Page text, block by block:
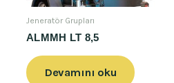
Jeneratör Grupları
ALMMH LT 8,5
Devamını oku